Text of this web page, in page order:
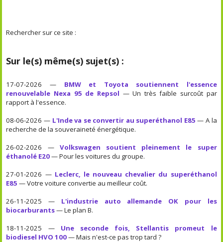
Rechercher sur ce site :
Sur le(s) même(s) sujet(s) :
17-07-2026 — BMW et Toyota soutiennent l'essence
renouvelable Nexa 95 de Repsol — Un très faible surcoût par
rapport à l'essence.
08-06-2026 — L'Inde va se convertir au superéthanol E85 — A la
recherche de la souveraineté énergétique.
26-02-2026 — Volkswagen soutient pleinement le super
éthanolé E20— Pour les voitures du groupe.
27-01-2026 — Leclerc, le nouveau chevalier du superéthanol
E85 — Votre voiture convertie au meilleur coût.
26-11-2025 — L'industrie auto allemande OK pour les
biocarburants— Le plan B.
18-11-2025 — Une seconde fois, Stellantis promeut le
biodiesel HVO 100— Mais n'est-ce pas trop tard ?